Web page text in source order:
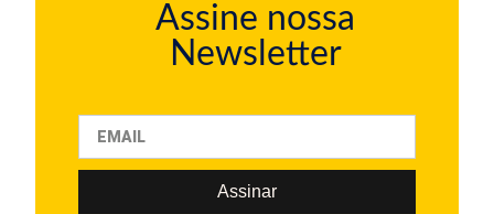
Assine nossa
Newsletter
Assinar